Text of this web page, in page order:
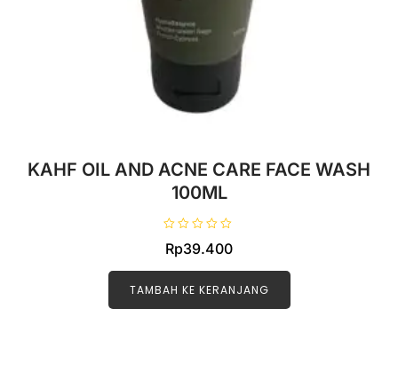
KAHF OIL AND ACNE CARE FACE WASH
100ML
i
a
Rp39.400
TAMBAH KE KERANJANG